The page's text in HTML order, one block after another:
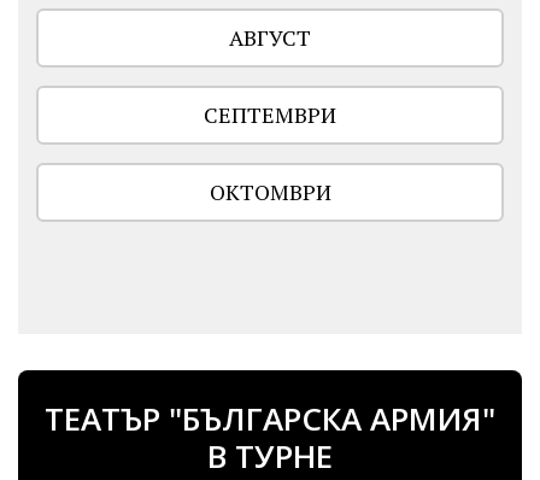
АВГУСТ
СЕПТЕМВРИ
ОКТОМВРИ
ТЕАТЪР "БЪЛГАРСКА АРМИЯ"
В ТУРНЕ